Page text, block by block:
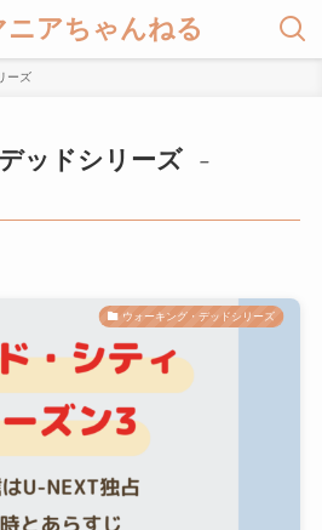
ニアちゃんねる
ーズ
ッドシリーズ
–
ウォーキング・デッドシリーズ